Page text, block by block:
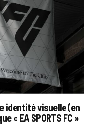
identité visuelle (en
« EA SPORTS FC »